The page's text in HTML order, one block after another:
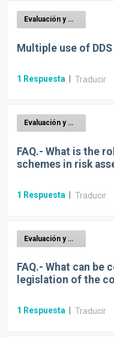
Evaluación y mitigación de riesgos EUDR
Multiple use of
1 Respuesta Traducir
Evaluación y mitigación de riesgos EUDR
FAQ.- What is the
schemes in risk
1 Respuesta Traducir
Evaluación y mitigación de riesgos EUDR
FAQ.- What can be
legislation of the
1 Respuesta Traducir